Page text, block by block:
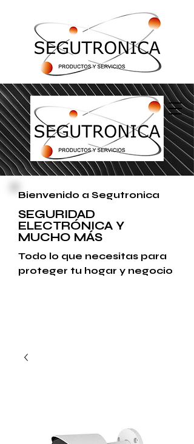
Bienvenido a Segutronica
SEGURIDAD
ELECTRÓNICA Y
MUCHO MÁS
Todo lo que necesitas para
proteger tu hogar y negocio